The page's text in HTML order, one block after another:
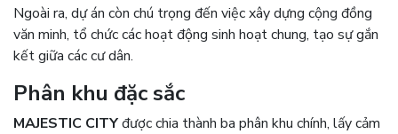
Ngoài ra, dự án còn chú trọng đến việc xây dựng cộng đồng
văn minh, tổ chức các hoạt động sinh hoạt chung, tạo sự gắn
kết giữa các cư dân.
Phân khu đặc sắc
MAJESTIC CITYđược chia thành ba phân khu chính, lấy cảm